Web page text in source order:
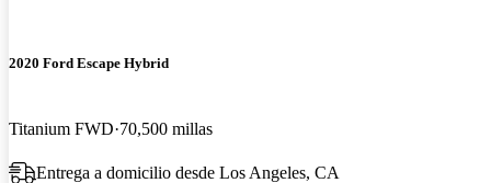
2020 Ford Escape Hybrid
Titanium FWD 70,500 millas
Entrega a domicilio desde Los Angeles, CA